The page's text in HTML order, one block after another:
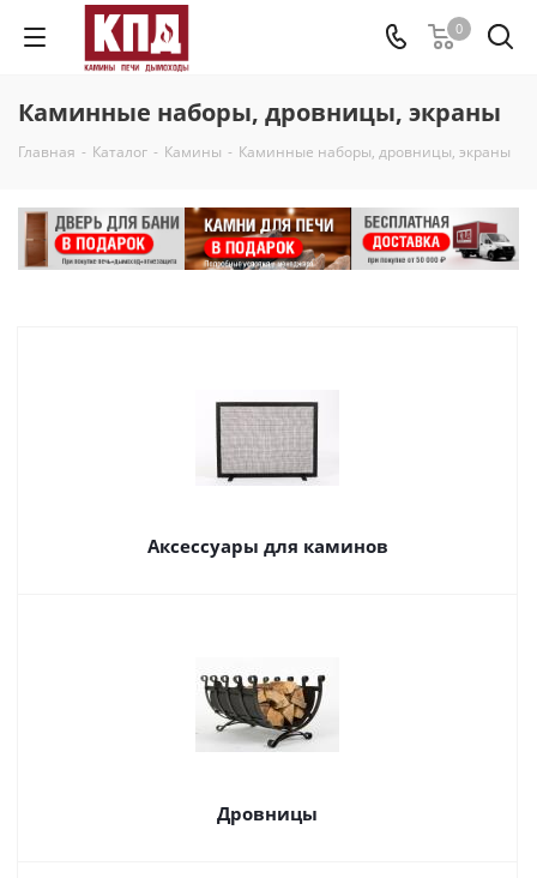
0
Каминные наборы, дровницы, экраны
Главная - Каталог - Камины - Каминные наборы, дровницы, экраны
Аксессуары для каминов
Дровницы